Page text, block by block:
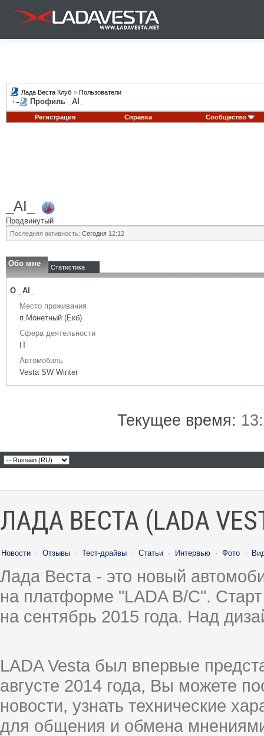
Лада Веста Клуб > Пользователи
Профиль _AI_
Регистрация Справка Сообщество
_AI_
Продвинутый
Последняя активность: Сегодня 12:12
Обо мне Статистика
О _AI_
Место проживания
п.Монетный (Екб)
Сфера деятельности
IT
Автомобиль
Vesta SW Winter
Текущее время:
ЛАДА ВЕСТА (LADA
Новости · Отзывы · Тест-драйвы · Статьи · Интервью · Фото ·
Лада Веста - это новый
на платформе "LADA B/C".
на сентябрь 2015 года. Над
LADA Vesta был впервые
августе 2014 года, Вы можете
новости, узнать технические
для общения и обмена